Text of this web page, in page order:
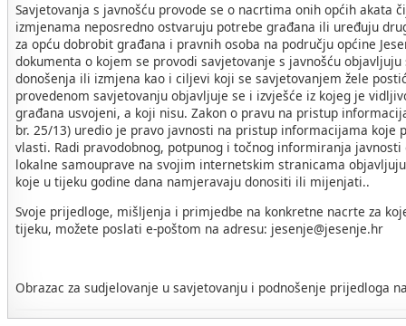
Savjetovanja s javnošću provode se o nacrtima onih općih akata
izmjenama neposredno ostvaruju potrebe građana ili uređuju
za opću dobrobit građana i pravnih osoba na području općine
dokumenta o kojem se provodi savjetovanje s javnošću objavljuju
donošenja ili izmjena kao i ciljevi koji se savjetovanjem žele
provedenom savjetovanju objavljuje se i izvješće iz kojeg je
građana usvojeni, a koji nisu. Zakon o pravu na pristup
br. 25/13) uredio je pravo javnosti na pristup informacijama koje
vlasti. Radi pravodobnog, potpunog i točnog informiranja
lokalne samouprave na svojim internetskim stranicama
koje u tijeku godine dana namjeravaju donositi ili mijenjati..
Svoje prijedloge, mišljenja i primjedbe na konkretne nacrte za
tijeku, možete poslati e-poštom na adresu: jesenje@jesenje.hr
Obrazac za sudjelovanje u savjetovanju i podnošenje prijedloga